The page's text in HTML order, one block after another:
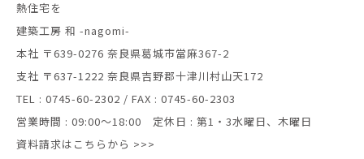
熱住宅を
建築工房 和 -nagomi-
本社 〒639-0276 奈良県葛城市當麻367-2
支社 〒637-1222 奈良県吉野郡十津川村山天172
TEL : 0745-60-2302 / FAX : 0745-60-2303
営業時間 : 09:00～18:00 定休日 : 第1・3水曜日、木曜日
資料請求はこちらから >>>